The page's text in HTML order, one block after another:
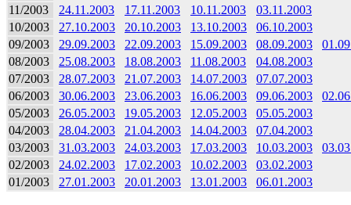
11/2003
24.11.2003 17.11.2003 10.11.2003
03.11.2003
10/2003
27.10.2003 20.10.2003 13.10.2003
06.10.2003
09/2003
29.09.2003 22.09.2003 15.09.2003 08.09.2003
08/2003
25.08.2003 18.08.2003 11.08.2003
04.08.2003
07/2003
28.07.2003 21.07.2003 14.07.2003
07.07.2003
06/2003
30.06.2003 23.06.2003 16.06.2003 09.06.2003
05/2003
26.05.2003 19.05.2003 12.05.2003
05.05.2003
04/2003
28.04.2003 21.04.2003 14.04.2003
07.04.2003
03/2003
31.03.2003 24.03.2003 17.03.2003 10.03.2003
02/2003
24.02.2003 17.02.2003 10.02.2003
03.02.2003
01/2003
27.01.2003 20.01.2003 13.01.2003 06.01.2003